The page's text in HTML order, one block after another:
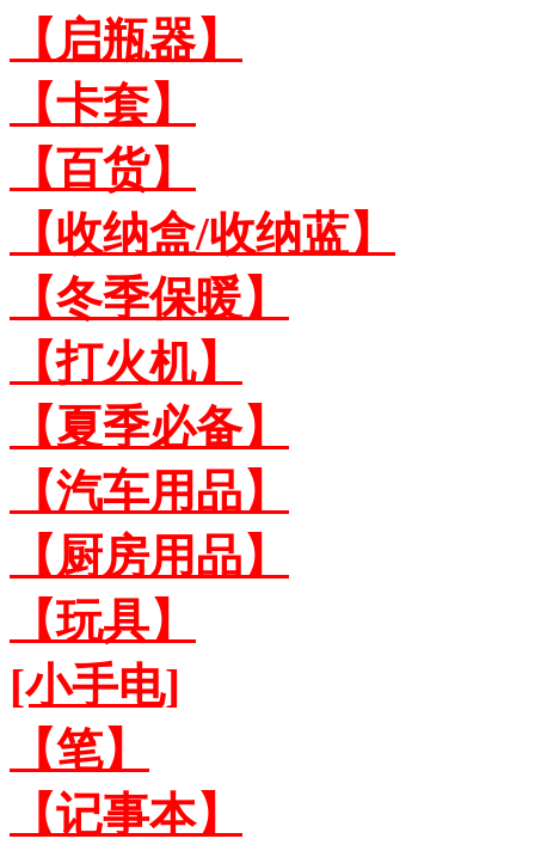
【启瓶器】
【卡套】
【百货】
【收纳盒/收纳蓝】
【冬季保暖】
【打火机】
【夏季必备】
【汽车用品】
【厨房用品】
【玩具】
[小手电]
【笔】
【记事本】